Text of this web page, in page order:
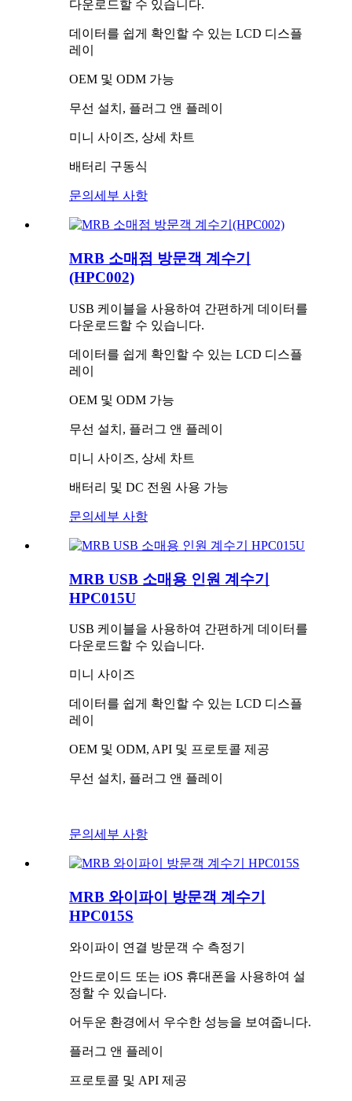
다운로드할 수 있습니다.
데이터를 쉽게 확인할 수 있는 LCD 디스플
레이
OEM 및 ODM 가능
무선 설치, 플러그 앤 플레이
미니 사이즈, 상세 차트
배터리 구동식
문의 세부 사항
MRB 소매점 방문객 계수기
(HPC002)
USB 케이블을 사용하여 간편하게 데이터를
다운로드할 수 있습니다.
데이터를 쉽게 확인할 수 있는 LCD 디스플
레이
OEM 및 ODM 가능
무선 설치, 플러그 앤 플레이
미니 사이즈, 상세 차트
배터리 및 DC 전원 사용 가능
문의 세부 사항
MRB USB 소매용 인원 계수기
HPC015U
USB 케이블을 사용하여 간편하게 데이터를
다운로드할 수 있습니다.
미니 사이즈
데이터를 쉽게 확인할 수 있는 LCD 디스플
레이
OEM 및 ODM, API 및 프로토콜 제공
무선 설치, 플러그 앤 플레이
문의 세부 사항
MRB 와이파이 방문객 계수기
HPC015S
와이파이 연결 방문객 수 측정기
안드로이드 또는 iOS 휴대폰을 사용하여 설
정할 수 있습니다.
어두운 환경에서 우수한 성능을 보여줍니다.
플러그 앤 플레이
프로토콜 및 API 제공